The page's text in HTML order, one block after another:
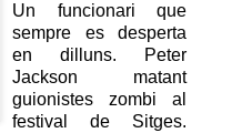
Un funcionari que
sempre es desperta
en dilluns. Peter
Jackson matant
guionistes zombi al
festival de Sitges.